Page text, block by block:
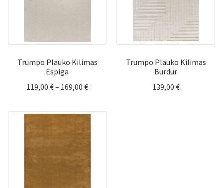
Trumpo Plauko Kilimas
Espiga
119,00 €– 169,00 €Price
119,00 €
169,00 €
Trumpo Plauko Kilimas
Burdur
139,00 €